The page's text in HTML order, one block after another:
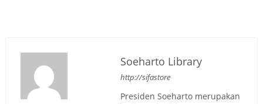
Soeharto Library
http://sifastore
Presiden Soeharto merupakan